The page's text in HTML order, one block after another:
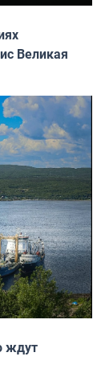
Великая
ждут